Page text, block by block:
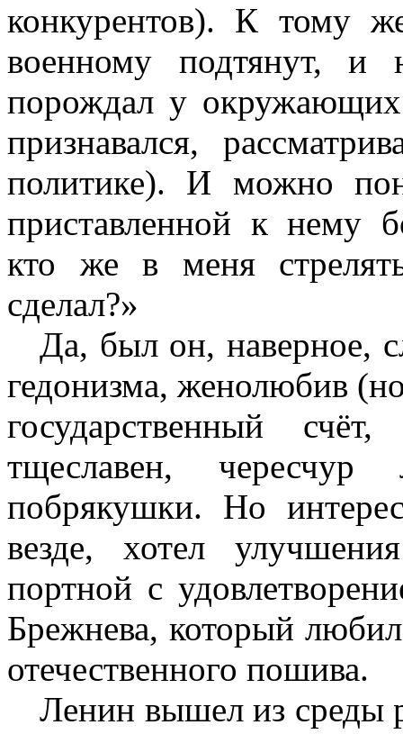
конкурентов). К тому
военному подтянут, и
порождал у
признавался,
политике). И можно
приставленной к нему
кто же в меня
сделал?»
Да, был он, наверное,
гедонизма, женолюбив
государственный
тщеславен,
побрякушки. Но
везде, хотел
портной с
Брежнева, который
отечественного пошива.
Ленин вышел из среды